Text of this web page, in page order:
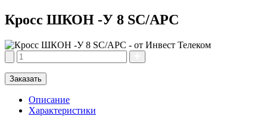
Кросс ШКОН -У 8 SC/APC
Заказать
Описание
Характеристики